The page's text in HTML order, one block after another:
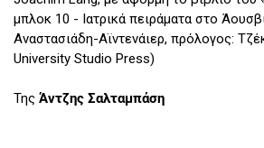
μπλοκ 10 - Ιατρικά πειράματα στο
Αναστασιάδη-Αϊντενάιερ, πρόλογος:
University Studio Press)
Της Άντζης Σαλταμπάση